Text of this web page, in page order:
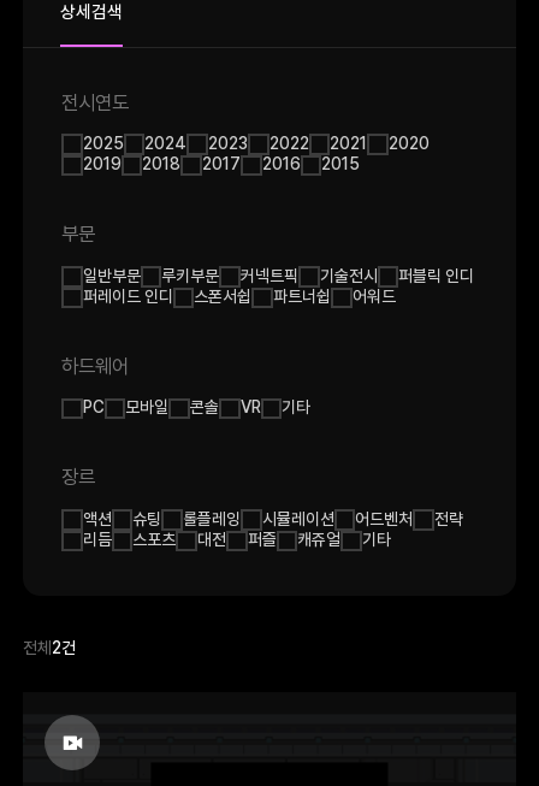
상세검색
전시연도
2025 2024 2023 2022 2021
2020
2019
2018 2017 2016 2015
부문
일반부문 루키부문 커넥트픽 기술전시
퍼블릭 인디
퍼레이드 인디
스폰서쉽 파트너쉽 어워드
하드웨어
PC 모바일 콘솔 VR 기타
장르
액션 슈팅 롤플레잉 시뮬레이션 어드벤처
전략
리듬
스포츠 대전 퍼즐 캐쥬얼 기타
전체 2건